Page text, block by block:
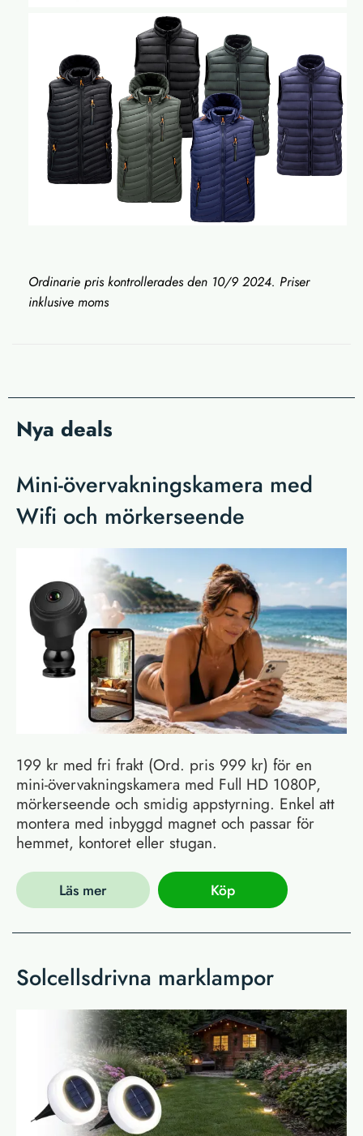
Ordinarie pris kontrollerades den 10/9 2024. Priser
inklusive moms
Nya deals
Mini-övervakningskamera med
Wifi och mörkerseende
199 kr med fri frakt (Ord. pris 999 kr) för en
mini-övervakningskamera med Full HD 1080P,
mörkerseende och smidig appstyrning. Enkel att
montera med inbyggd magnet och passar för
hemmet, kontoret eller stugan.
Läs mer Köp
Solcellsdrivna marklampor